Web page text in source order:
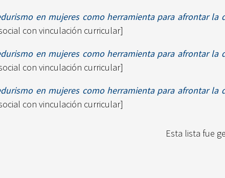
en mujeres como herramienta para afrontar la
con vinculación curricular]
en mujeres como herramienta para afrontar la
con vinculación curricular]
en mujeres como herramienta para afrontar la
con vinculación curricular]
Esta lista fue